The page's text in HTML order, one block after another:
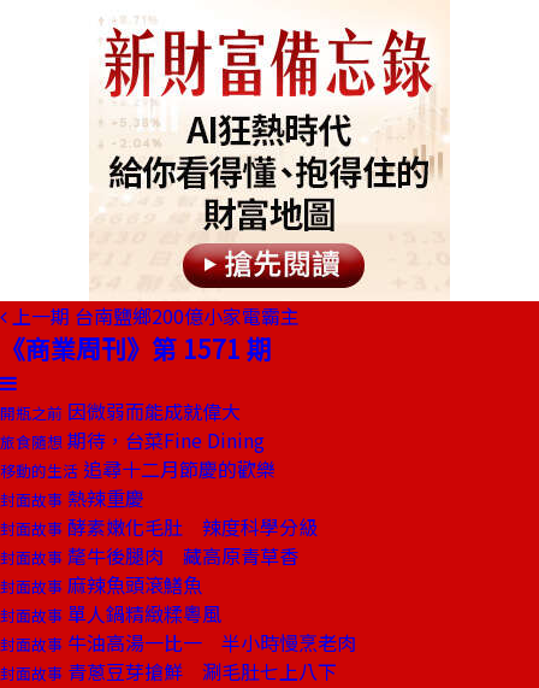
上一期 台南鹽鄉200億小家電霸主
《商業周刊》第 1571 期
開瓶之前 因微弱而能成就偉大
旅食隨想 期待，台菜Fine Dining
移動的生活 追尋十二月節慶的歡樂
封面故事 熱辣重慶
封面故事 酵素嫩化毛肚 辣度科學分級
封面故事 氂牛後腿肉 藏高原青草香
封面故事 麻辣魚頭滾鱔魚
封面故事 單人鍋精緻糅粵風
封面故事 牛油高湯一比一 半小時慢烹老肉
封面故事 青蔥豆芽搶鮮 涮毛肚七上八下